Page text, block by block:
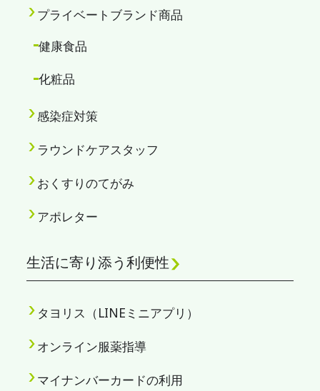
プライベートブランド商品
健康食品
化粧品
感染症対策
ラウンドケアスタッフ
おくすりのてがみ
アポレター
生活に寄り添う利便性
タヨリス（LINEミニアプリ）
オンライン服薬指導
マイナンバーカードの利用